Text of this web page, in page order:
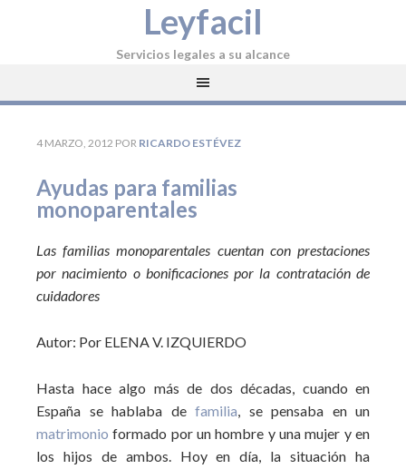
Leyfacil
Servicios legales a su alcance
4 MARZO, 2012 POR RICARDO ESTÉVEZ
Ayudas para familias
monoparentales
Las familias monoparentales cuentan con prestaciones
por nacimiento o bonificaciones por la contratación de
cuidadores
Autor: Por ELENA V. IZQUIERDO
Hasta hace algo más de dos décadas, cuando en
España se hablaba de familia, se pensaba en un
matrimonio formado por un hombre y una mujer y en
los hijos de ambos. Hoy en día, la situación ha